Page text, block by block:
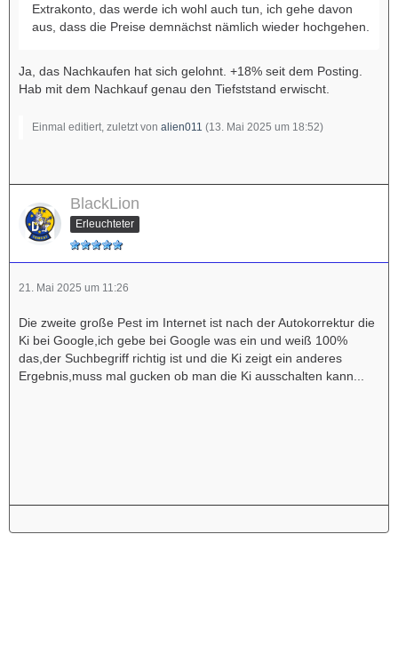
Extrakonto, das werde ich wohl auch tun, ich gehe davon
aus, dass die Preise demnächst nämlich wieder hochgehen.
Ja, das Nachkaufen hat sich gelohnt. +18% seit dem Posting.
Hab mit dem Nachkauf genau den Tiefststand erwischt.
Einmal editiert, zuletzt von alien011 (13. Mai 2025 um 18:52)
BlackLion
Erleuchteter
21. Mai 2025 um 11:26
Die zweite große Pest im Internet ist nach der Autokorrektur die
Ki bei Google,ich gebe bei Google was ein und weiß 100%
das,der Suchbegriff richtig ist und die Ki zeigt ein anderes
Ergebnis,muss mal gucken ob man die Ki ausschalten kann...